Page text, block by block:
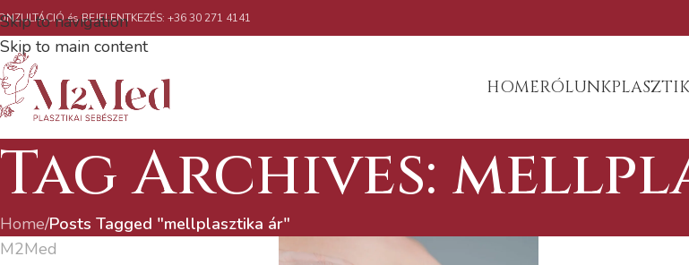
Skip to navigation
Skip to main content
és BEJELENTKEZÉS: +36 30 271 4141
HOMERÓLUNK
Tag Archives:
Home/Posts Tagged "mellplasztika ár"
M2Med